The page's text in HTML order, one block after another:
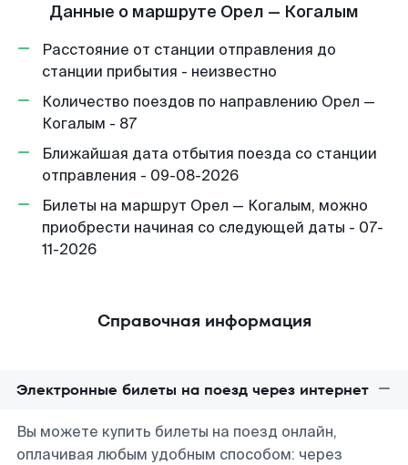
Данные о маршруте Орел — Когалым
Расстояние от станции отправления до
станции прибытия - неизвестно
Количество поездов по направлению Орел —
Когалым - 87
Ближайшая дата отбытия поезда со станции
отправления - 09-08-2026
Билеты на маршрут Орел — Когалым, можно
приобрести начиная со следующей даты - 07-
11-2026
Справочная информация
Электронные билеты на поезд через интернет
Вы можете купить билеты на поезд онлайн,
оплачивая любым удобным способом: через